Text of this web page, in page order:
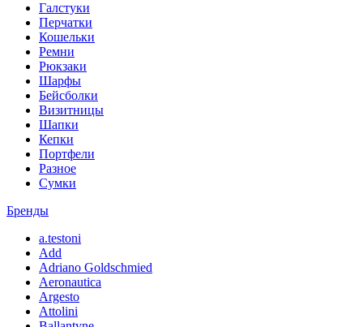
Галстуки
Перчатки
Кошельки
Ремни
Рюкзаки
Шарфы
Бейсболки
Визитницы
Шапки
Кепки
Портфели
Разное
Сумки
Бренды
a.testoni
Add
Adriano Goldschmied
Aeronautica
Argesto
Attolini